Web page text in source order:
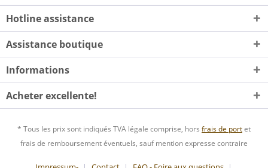
Hotline assistance
Assistance boutique
Informations
Acheter excellente!
* Tous les prix sont indiqués TVA légale comprise, hors frais de portet
frais de remboursement éventuels, sauf mention expresse contraire